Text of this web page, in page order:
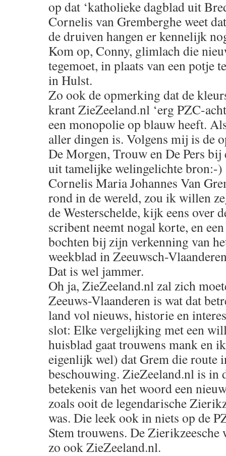
op dat ‘katholieke dagblad uit
Cornelis van Gremberghe weet
de druiven hangen er kennelijk
Kom op, Conny, glimlach die
tegemoet, in plaats van een potje
in Hulst.
Zo ook de opmerking dat de
krant ZieZeeland.nl ‘erg PZC-
een monopolie op blauw heeft.
aller dingen is. Volgens mij is de
De Morgen, Trouw en De Pers bij
uit tamelijke welingelichte bron:-)
Cornelis Maria Johannes Van
rond in de wereld, zou ik willen
de Westerschelde, kijk eens over
scribent neemt nogal korte, en
bochten bij zijn verkenning van
weekblad in Zeeuwsch-
Dat is wel jammer.
Oh ja, ZieZeeland.nl zal zich
Zeeuws-Vlaanderen is wat dat
land vol nieuws, historie en
slot: Elke vergelijking met een
huisblad gaat trouwens mank en
eigenlijk wel) dat Grem die route
beschouwing. ZieZeeland.nl is in
betekenis van het woord een
zoals ooit de legendarische
was. Die leek ook in niets op de
Stem trouwens. De Zierikzeesche
zo ook ZieZeeland.nl.